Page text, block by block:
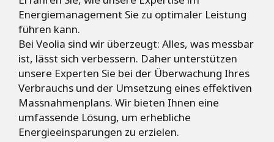
Energiemanagement Sie zu optimaler Leistung
führen kann.
Bei Veolia sind wir überzeugt: Alles, was messbar
ist, lässt sich verbessern. Daher unterstützen
unsere Experten Sie bei der Überwachung Ihres
Verbrauchs und der Umsetzung eines effektiven
Massnahmenplans. Wir bieten Ihnen eine
umfassende Lösung, um erhebliche
Energieeinsparungen zu erzielen.